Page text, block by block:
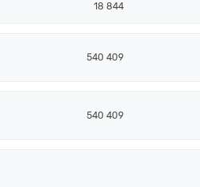
18 844
540 409
540 409